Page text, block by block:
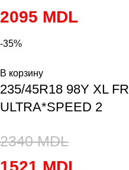
2095 MDL
-35%
В корзину
235/45R18 98Y XL FR
ULTRA*SPEED 2
2340MDL